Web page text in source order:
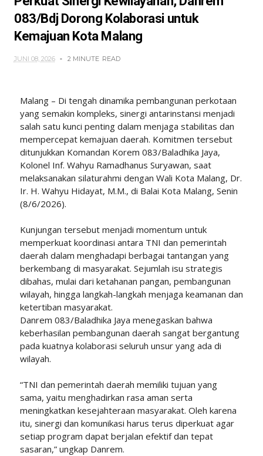
083/Bdj Dorong Kolaborasi untuk
Kemajuan Kota Malang
JUNI 08, 2026 2 MINUTE READ
Malang – Di tengah dinamika pembangunan perkotaan
yang semakin kompleks, sinergi antarinstansi menjadi
salah satu kunci penting dalam menjaga stabilitas dan
mempercepat kemajuan daerah. Komitmen tersebut
ditunjukkan Komandan Korem 083/Baladhika Jaya,
Kolonel Inf. Wahyu Ramadhanus Suryawan, saat
melaksanakan silaturahmi dengan Wali Kota Malang, Dr.
Ir. H. Wahyu Hidayat, M.M., di Balai Kota Malang, Senin
(8/6/2026).
Kunjungan tersebut menjadi momentum untuk
memperkuat koordinasi antara TNI dan pemerintah
daerah dalam menghadapi berbagai tantangan yang
berkembang di masyarakat. Sejumlah isu strategis
dibahas, mulai dari ketahanan pangan, pembangunan
wilayah, hingga langkah-langkah menjaga keamanan dan
ketertiban masyarakat.
Danrem 083/Baladhika Jaya menegaskan bahwa
keberhasilan pembangunan daerah sangat bergantung
pada kuatnya kolaborasi seluruh unsur yang ada di
wilayah.
“TNI dan pemerintah daerah memiliki tujuan yang
sama, yaitu menghadirkan rasa aman serta
meningkatkan kesejahteraan masyarakat. Oleh karena
itu, sinergi dan komunikasi harus terus diperkuat agar
setiap program dapat berjalan efektif dan tepat
sasaran,” ungkap Danrem.